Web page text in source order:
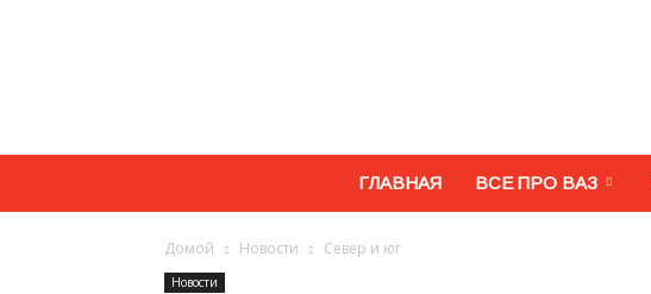
ГЛАВНАЯ ВСЕ ПРО ВАЗ
Домой Новости Север и юг
Новости